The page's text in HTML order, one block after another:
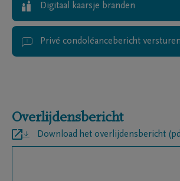
Digitaal kaarsje branden
Privé condoléancebericht versturen
Overlijdensbericht
Download het overlijdensbericht